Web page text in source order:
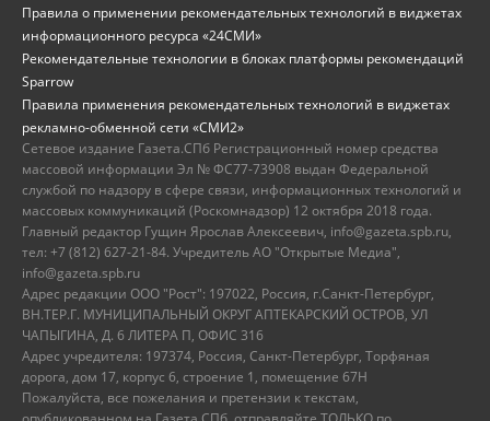
Правила о применении рекомендательных технологий в виджетах
информационного ресурса «24СМИ»
Рекомендательные технологии в блоках платформы рекомендаций
Sparrow
Правила применения рекомендательных технологий в виджетах
рекламно-обменной сети «СМИ2»
Сетевое издание Газета.СПб Регистрационный номер средства
массовой информации Эл № ФС77-73908 выдан Федеральной
службой по надзору в сфере связи, информационных технологий и
массовых коммуникаций (Роскомнадзор) 12 октября 2018 года.
Главный редактор Гущин Ярослав Алексеевич, info@gazeta.spb.ru,
тел: +7 (812) 627-21-84. Учредитель АО "Открытые Медиа",
info@gazeta.spb.ru
Адрес редакции ООО "Рост": 197022, Россия, г.Санкт-Петербург,
ВН.ТЕР.Г. МУНИЦИПАЛЬНЫЙ ОКРУГ АПТЕКАРСКИЙ ОСТРОВ, УЛ
ЧАПЫГИНА, Д. 6 ЛИТЕРА П, ОФИС 316
Адрес учредителя: 197374, Россия, Санкт-Петербург, Торфяная
дорога, дом 17, корпус 6, строение 1, помещение 67Н
Пожалуйста, все пожелания и претензии к текстам,